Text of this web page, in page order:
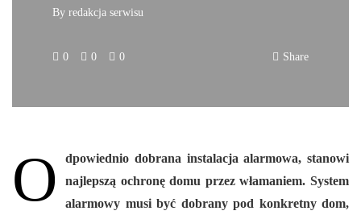
By redakcja serwisu
0 0 0 Share
O
dpowiednio dobrana instalacja alarmowa, stanowi
najlepszą ochronę domu przez włamaniem. System
alarmowy musi być dobrany pod konkretny dom,